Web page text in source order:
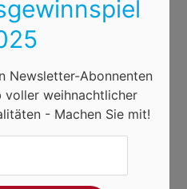
Newsletter-Abonnenten
voller weihnachtlicher
- Machen Sie mit!